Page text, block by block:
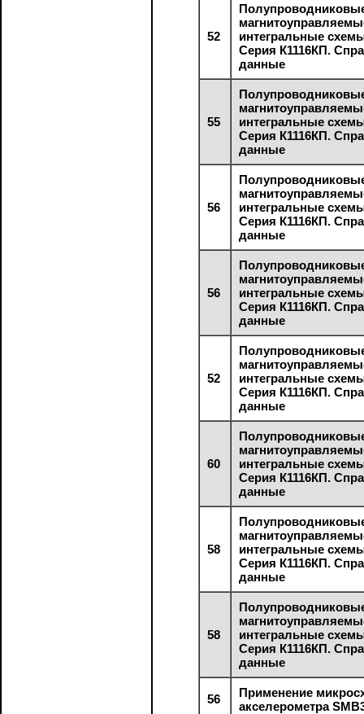
52
интегральные
Серия К1116КП.
данные
55
интегральные
Серия К1116КП.
данные
56
интегральные
Серия К1116КП.
данные
56
интегральные
Серия К1116КП.
данные
52
интегральные
Серия К1116КП.
данные
60
интегральные
Серия К1116КП.
данные
58
интегральные
Серия К1116КП.
данные
58
интегральные
Серия К1116КП.
данные
56
Применение
акселерометра